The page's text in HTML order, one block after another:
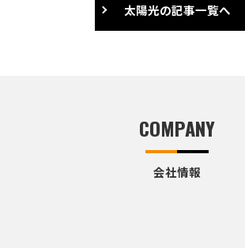
太陽光の記事一覧へ
会社情報
COMPANY